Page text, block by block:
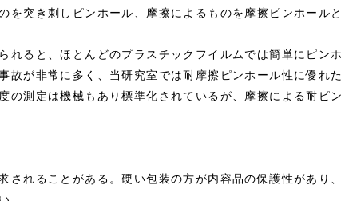
突き刺しピンホール、摩擦によるものを摩擦ピンホール
ると、ほとんどのプラスチックフイルムでは簡単にピン
が非常に多く、当研究室では耐摩擦ピンホール性に優れ
測定は機械もあり標準化されているが、摩擦による耐ピ
れることがある。硬い包装の方が内容品の保護性があり